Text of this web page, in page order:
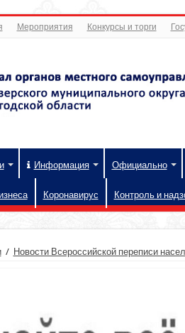
Мероприятия Конкурсы и торги
Информация Официально
Коронавирус Контроль и
/ Новости Всероссийской переписи